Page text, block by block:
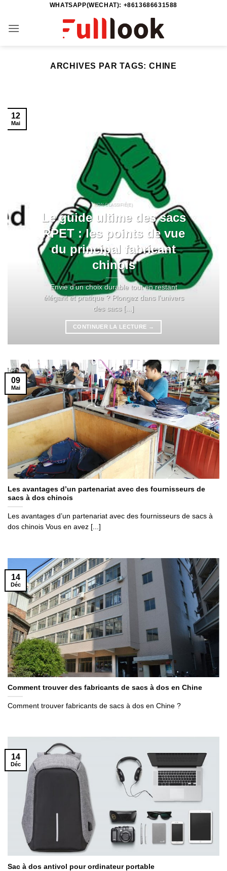
contenu
WHATSAPP(WECHAT): +8613686631588
ARCHIVES PAR TAGS:CHINE
NON CLASSIFIÉ(E)
Le guide ultime des sacs
RPET : les points de vue
du principal fabricant
chinois
Envie d’un choix durable tout en restant
élégant et pratique ? Plongez dans l’univers
des sacs [...]
CONTINUER LA LECTURE →
12
Mai
Les avantages d’un partenariat avec des fournisseurs de
sacs à dos chinois
Les avantages d’un partenariat avec des fournisseurs de sacs à
dos chinois Vous en avez [...]
09
Mai
Comment trouver des fabricants de sacs à dos en Chine
Comment trouver fabricants de sacs à dos en Chine ?
14
Déc
Sac à dos antivol pour ordinateur portable
14
Déc